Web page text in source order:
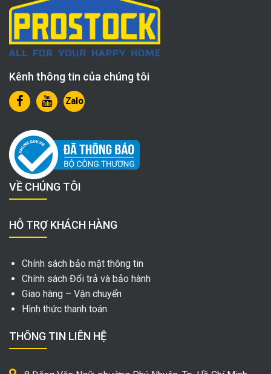
Kênh thông tin của chúng tôi
Zalo
VỀ CHÚNG TÔI
HỖ TRỢ KHÁCH HÀNG
Chính sách bảo mật thông tin
Chính sách Đổi trả và bảo hành
Giao hàng – Vận chuyển
Hình thức thanh toán
THÔNG TIN LIÊN HỆ